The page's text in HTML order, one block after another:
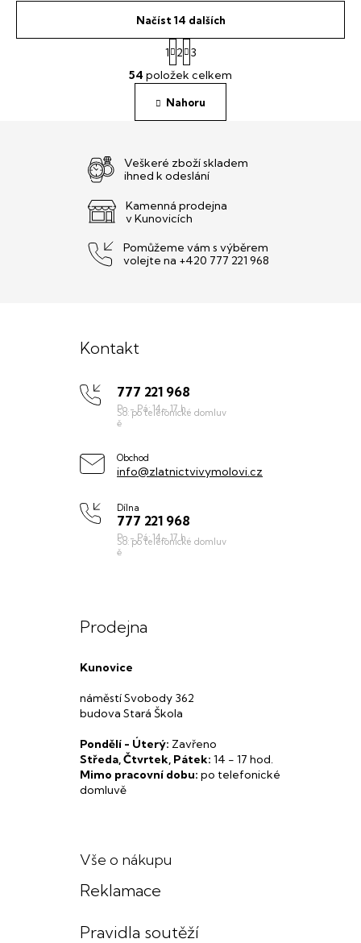
O
v
l
á
c
í
r
v
y
v
Načíst 14 dalších
S
t
r
á
n
o
n
í
1 2
3
54 položek celkem
Nahoru
Veškeré zboží skladem
ihned k odeslání
Kamenná prodejna
v Kunovicích
Pomůžeme vám s výběrem
volejte na +420 777 221 968
Kontakt
777 221 968
Obchod
info@zlatnictvivymolovi.cz
Dílna
777 221 968
Prodejna
Kunovice
náměstí Svobody 362
budova Stará Škola
Pondělí - Úterý: Zavřeno
Středa, Čtvrtek, Pátek: 14 - 17 hod.
Mimo pracovní dobu: po telefonické
domluvě
Vše o nákupu
Reklamace
Pravidla soutěží